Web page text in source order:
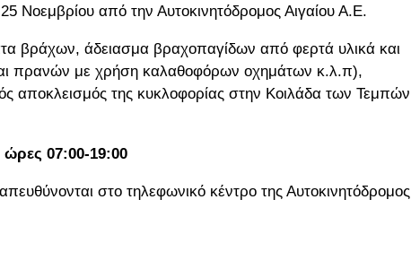
Νοεμβρίου από την Αυτοκινητόδρομος Αιγαίου Α.Ε.
άδειασμα βραχοπαγίδων από φερτά υλικά και
πρανών με χρήση καλαθοφόρων οχημάτων κ.λ.π),
αποκλεισμός της κυκλοφορίας στην Κοιλάδα των Τεμπών
ώρες 07:00-19:00
στο τηλεφωνικό κέντρο της Αυτοκινητόδρομος